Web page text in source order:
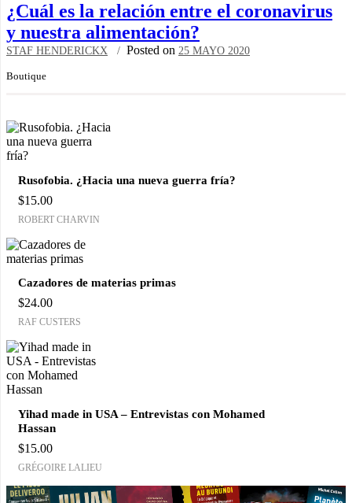
¿Cuál es la relación entre el coronavirus
y nuestra alimentación?
STAF HENDERICKX Posted on 25 MAYO 2020
Boutique
Rusofobia. ¿Hacia una nueva guerra fría?
$15.00
ROBERT CHARVIN
Cazadores de materias primas
$24.00
RAF CUSTERS
Yihad made in USA – Entrevistas con Mohamed
Hassan
$15.00
GRÉGOIRE LALIEU